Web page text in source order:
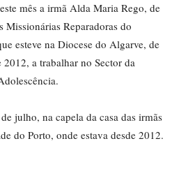
mês a irmã Alda Maria Rego, de
Missionárias Reparadoras do
esteve na Diocese do Algarve, de
a trabalhar no Sector da
julho, na capela da casa das irmãs
do Porto, onde estava desde 2012.